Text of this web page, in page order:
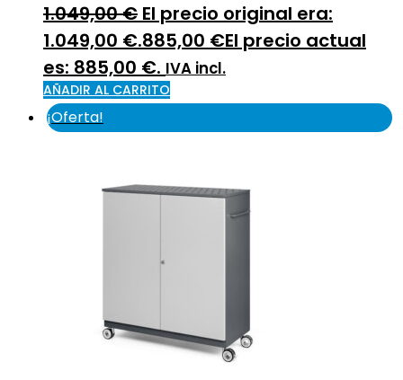
1.049,00€ El precio original era:
1.049,00 €.885,00 €El precio actual
es: 885,00 €. IVA incl.
AÑADIR AL CARRITO
¡Oferta!